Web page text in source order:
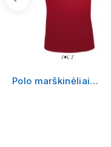
Polo marškinėliai